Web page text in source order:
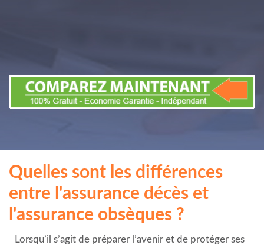
Quelles sont les différences
entre l'assurance décès et
l'assurance obsèques ?
Lorsqu’il s’agit de préparer l’avenir et de protéger ses